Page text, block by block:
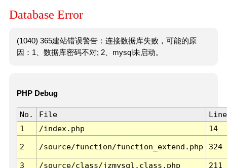
Database Error
(1040) 365建站错误警告：连接数据库失败，可能的原
因：1、数据库密码不对; 2、mysql未启动。
PHP Debug
No. File
Line
1
/index.php 14
2 /source/function/function_extend.php 324
3 /source/class/jzmysql.class.php
211